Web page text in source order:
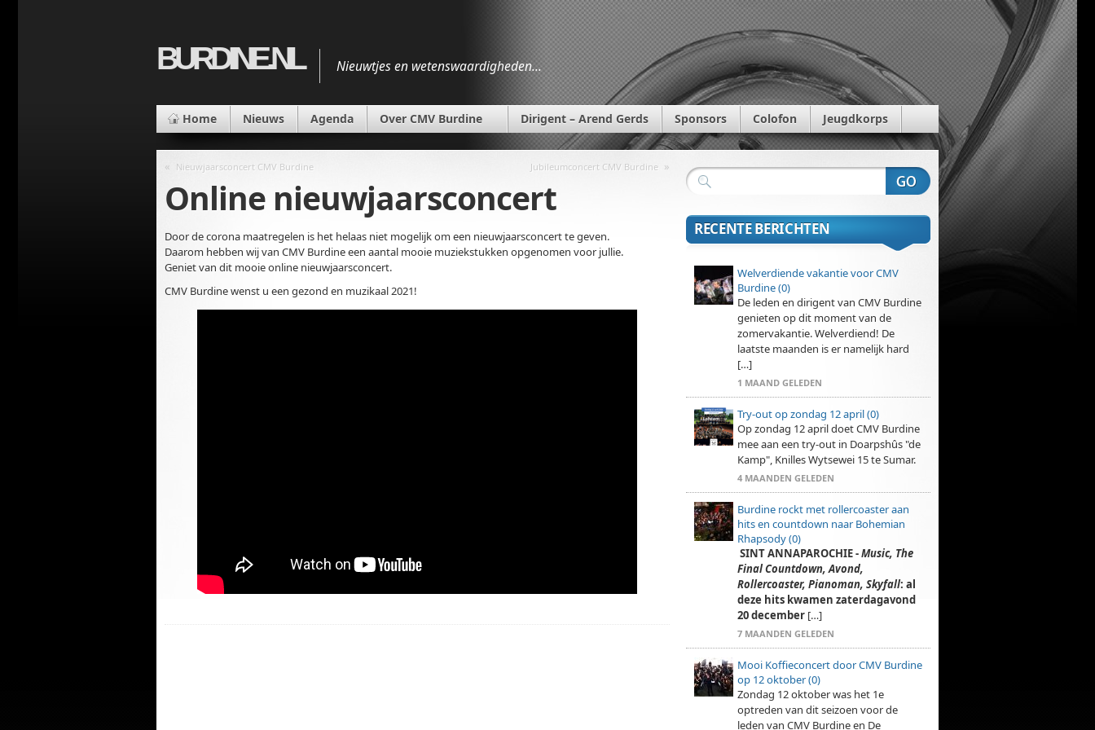
BURDINE.NL Nieuwtjes en wetenswaardigheden…
Home Nieuws Agenda Over CMV Burdine Dirigent – Arend Gerds Sponsors Colofon Jeugdkorps
« Nieuwjaarsconcert CMV Burdine Jubileumconcert CMV Burdine »
Online nieuwjaarsconcert
Door de corona maatregelen is het helaas niet mogelijk om een nieuwjaarsconcert te geven.
Daarom hebben wij van CMV Burdine een aantal mooie muziekstukken opgenomen voor jullie.
Geniet van dit mooie online nieuwjaarsconcert.
CMV Burdine wenst u een gezond en muzikaal 2021!
RECENTE BERICHTEN
Welverdiende vakantie voor CMV
Burdine (0)
De leden en dirigent van CMV Burdine
genieten op dit moment van de
zomervakantie. Welverdiend! De
laatste maanden is er namelijk hard
[…]
1 MAAND GELEDEN
Try-out op zondag 12 april (0)
Op zondag 12 april doet CMV Burdine
mee aan een try-out in Doarpshûs "de
Kamp", Knilles Wytsewei 15 te Sumar.
4 MAANDEN GELEDEN
Burdine rockt met rollercoaster aan
hits en countdown naar Bohemian
Rhapsody (0)
SINT ANNAPAROCHIE -Music, The
Final Countdown, Avond,
Rollercoaster, Pianoman, Skyfall: al
deze hits kwamen zaterdagavond
20 december […]
7 MAANDEN GELEDEN
Mooi Koffieconcert door CMV Burdine
op 12 oktober (0)
Zondag 12 oktober was het 1e
optreden van dit seizoen voor de
leden van CMV Burdine en De